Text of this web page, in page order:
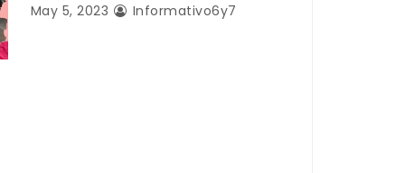
May 5, 2023 Informativo6y7